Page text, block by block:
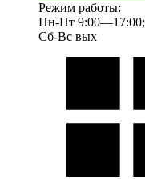
Режим работы:
Пн-Пт 9:00—17:00;
Сб-Вс вых